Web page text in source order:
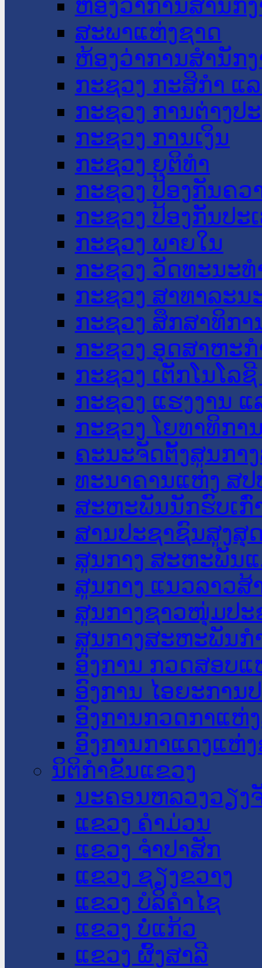
ຫ້ອງວ່າການສໍານັກ
ສະພາແຫ່ງຊາດ
ຫ້ອງວ່າການສຳນັກ
ກະຊວງ ກະສິກຳ ແ
ກະຊວງ ການຕ່າງປ
ກະຊວງ ການເງິນ
ກະຊວງ ຍຸຕິທໍາ
ກະຊວງ ປ້ອງກັນຄວ
ກະຊວງ ປ້ອງກັນປະ
ກະຊວງ ພາຍໃນ
ກະຊວງ ວັດທະນະ
ກະຊວງ ສາທາລະນ
ກະຊວງ ສຶກສາທິກາ
ກະຊວງ ອຸດສາຫະ
ກະຊວງ ເຕັກໂນໂລ
ກະຊວງ ແຮງງານ
ກະຊວງ ໂຍທາທິກາ
ຄະນະຈັດຕັ້ງສູນກາ
ທະນາຄານແຫ່ງ ສປ
ສະຫະພັນນັກຮົບເກົ່
ສານປະຊາຊົນສູງສຸ
ສູນກາງ ສະຫະພັນ
ສູນກາງ ແນວລາວສ້
ສູນກາງຊາວໜຸ່ມປະ
ສູນກາງສະຫະພັນກ
ອົງການ ກວດສອບແ
ອົງການ ໄອຍະການ
ອົງການກວດກາແຫ່
ອົງການກາແດງແຫ່
ນິຕິກໍາຂັ້ນແຂວງ
ນະ​ຄອນ​ຫລວງວຽງ
ແຂວງ ຄໍາມ່ວນ
ແຂວງ ຈໍາປາສັກ
ແຂວງ ຊຽງຂວາງ
ແຂວງ ບໍລິຄໍາໄຊ
ແຂວງ ບໍ່ແກ້ວ
ແຂວງ ຜົ້ງສາລີ